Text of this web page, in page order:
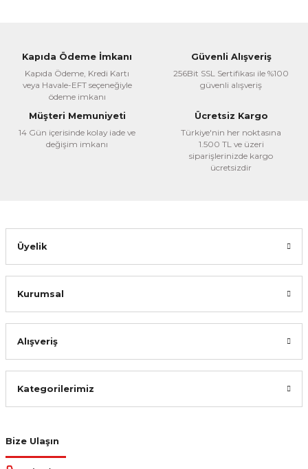
Arapça Dağıtım
Yeni Başlayanlar için Arapça Konuşma Seti
Sepete Ekle
Kapıda Ödeme İmkanı
Kapıda Ödeme, Kredi Kartı
veya Havale-EFT seçeneğiyle
ödeme imkanı
Güvenli Alışveriş
256Bit SSL Sertifikası ile %100
güvenli alışveriş
Müşteri Memuniyeti
14 Gün içerisinde kolay iade ve
değişim imkanı
Ücretsiz Kargo
Türkiye'nin her noktasına
1.500 TL ve üzeri
siparişlerinizde kargo
ücretsizdir
Bize Ulaşın
Üyelik
Kurumsal
Alışveriş
Kategorilerimiz